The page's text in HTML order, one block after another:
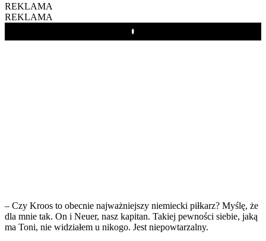
REKLAMA
REKLAMA
Play
– Czy Kroos to obecnie najważniejszy niemiecki piłkarz? Myślę, że
dla mnie tak. On i Neuer, nasz kapitan. Takiej pewności siebie, jaką
ma Toni, nie widziałem u nikogo. Jest niepowtarzalny.